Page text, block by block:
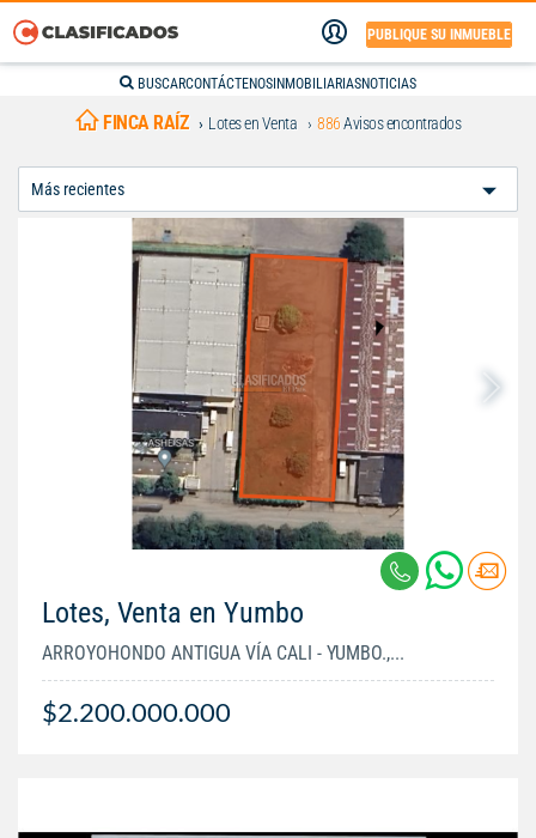
PUBLIQUE SU INMUEBLE
BUSCARCONTÁCTENOS INMOBILIARIASNOTICIAS
FINCA RAÍZ Lotes en Venta 886Avisos encontrados
Lotes, Venta en Yumbo
ARROYOHONDO ANTIGUA VÍA CALI - YUMBO.,...
$2.200.000.000